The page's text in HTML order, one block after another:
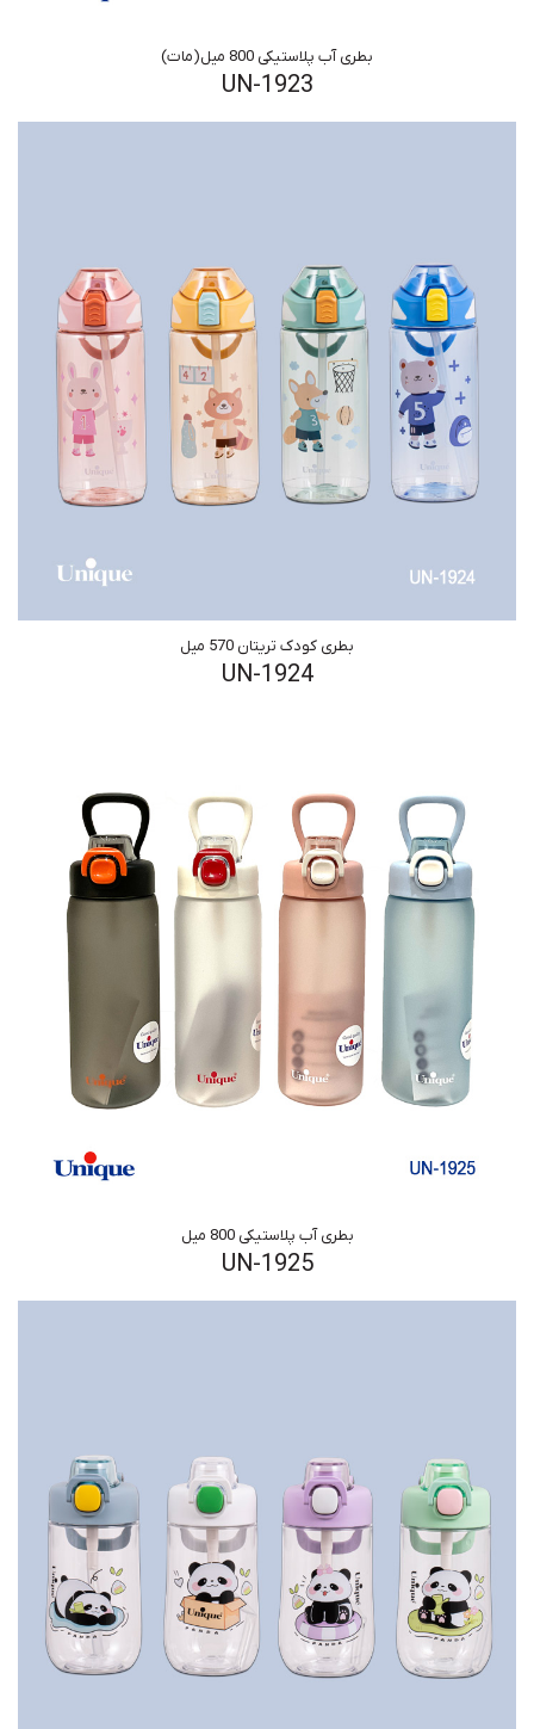
بطری آب پلاستیکی 800 میل(مات)
UN-1923
بطری کودک تریتان 570 میل
UN-1924
بطری آب پلاستیکی 800 میل
UN-1925